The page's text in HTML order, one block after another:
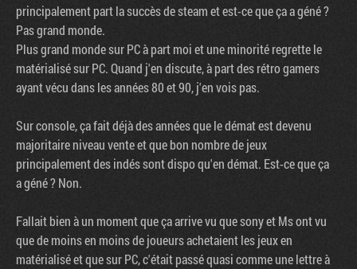
principalement part la succès de steam et est-ce que ça a géné ?
Pas grand monde.
Plus grand monde sur PC à part moi et une minorité regrette le
matérialisé sur PC. Quand j'en discute, à part des rétro gamers
ayant vécu dans les années 80 et 90, j'en vois pas.
Sur console, ça fait déjà des années que le démat est devenu
majoritaire niveau vente et que bon nombre de jeux
principalement des indés sont dispo qu'en démat. Est-ce que ça
a géné ? Non.
Fallait bien à un moment que ça arrive vu que sony et Ms ont vu
que de moins en moins de joueurs achetaient les jeux en
matérialisé et que sur PC, c'était passé quasi comme une lettre à